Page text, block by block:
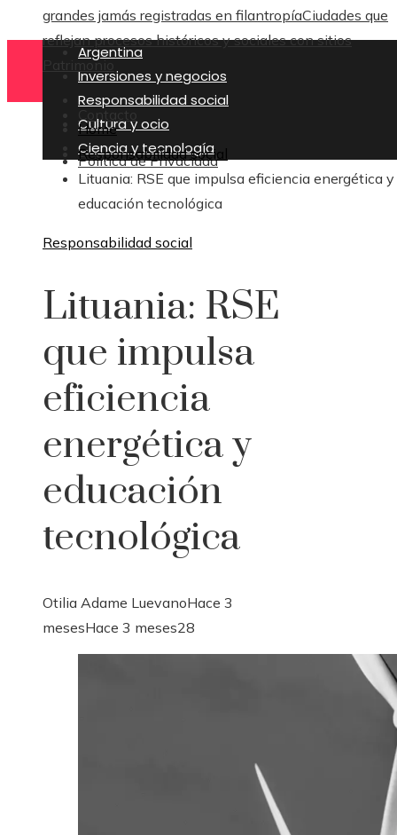
grandes jamás registradas en filantropíaCiudades que
reflejan procesos históricos y sociales con sitios
Patrimonio
Contacto
Política de Privacidad
Argentina
Inversiones y negocios
Responsabilidad social
Cultura y ocio
Ciencia y tecnología
Home
Responsabilidad social
Lituania: RSE que impulsa eficiencia energética y
educación tecnológica
Responsabilidad social
Lituania: RSE
que impulsa
eficiencia
energética y
educación
tecnológica
Otilia Adame LuevanoHace 3
mesesHace 3 meses28